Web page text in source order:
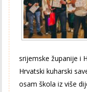
srijemske županije i
Hrvatski kuharski
osam škola iz više